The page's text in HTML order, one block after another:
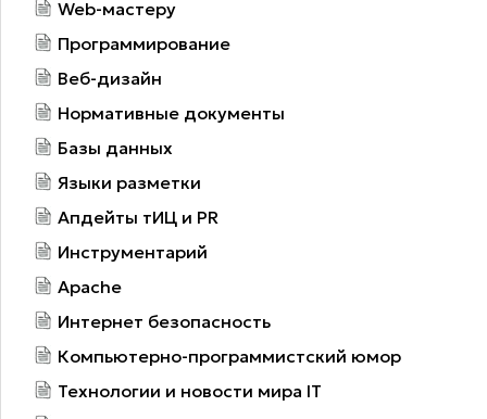
Web-мастеру
Программирование
Веб-дизайн
Нормативные документы
Базы данных
Языки разметки
Апдейты тИЦ и PR
Инструментарий
Apache
Интернет безопасность
Компьютерно-программистский юмор
Технологии и новости мира IT